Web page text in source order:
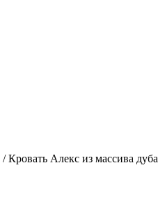
/ Кровать Алекс из массива дуба